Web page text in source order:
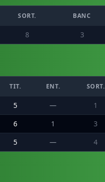
SORT. BANC
8 3
TIT. ENT. SORT.
5 — 1
6 1 3
5 — 4